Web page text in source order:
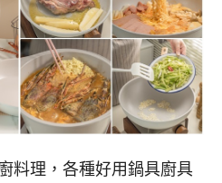
料理，各種好用鍋具廚具